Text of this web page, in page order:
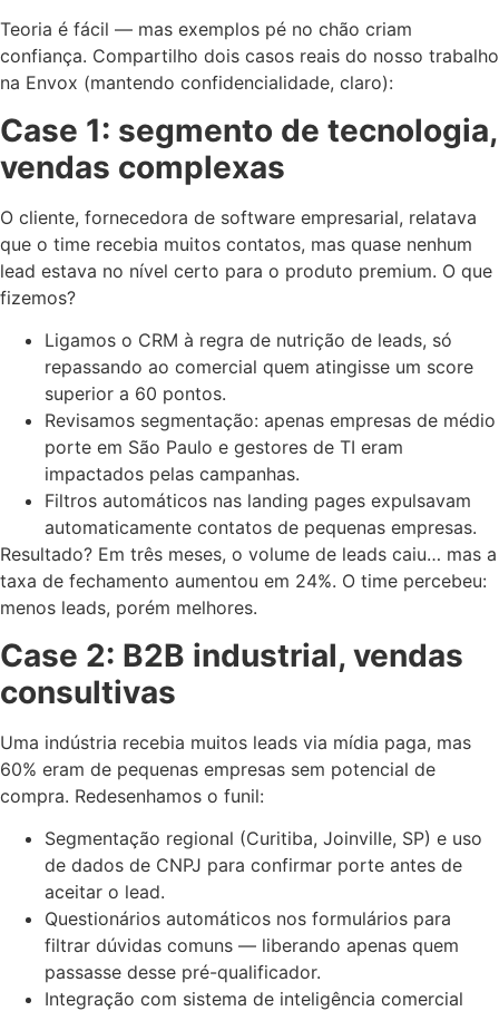
Teoria é fácil — mas exemplos pé no chão criam
confiança. Compartilho dois casos reais do nosso trabalho
na Envox (mantendo confidencialidade, claro):
Case 1: segmento de tecnologia,
vendas complexas
O cliente, fornecedora de software empresarial, relatava
que o time recebia muitos contatos, mas quase nenhum
lead estava no nível certo para o produto premium. O que
fizemos?
Ligamos o CRM à regra de nutrição de leads, só
repassando ao comercial quem atingisse um score
superior a 60 pontos.
Revisamos segmentação: apenas empresas de médio
porte em São Paulo e gestores de TI eram
impactados pelas campanhas.
Filtros automáticos nas landing pages expulsavam
automaticamente contatos de pequenas empresas.
Resultado? Em três meses, o volume de leads caiu… mas a
taxa de fechamento aumentou em 24%. O time percebeu:
menos leads, porém melhores.
Case 2: B2B industrial, vendas
consultivas
Uma indústria recebia muitos leads via mídia paga, mas
60% eram de pequenas empresas sem potencial de
compra. Redesenhamos o funil:
Segmentação regional (Curitiba, Joinville, SP) e uso
de dados de CNPJ para confirmar porte antes de
aceitar o lead.
Questionários automáticos nos formulários para
filtrar dúvidas comuns — liberando apenas quem
passasse desse pré-qualificador.
Integração com sistema de inteligência comercial